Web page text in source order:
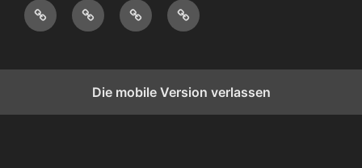
I
M
R
S
D
A
E
S
K
O
T
A
K
N
E
S
L
E
Die mobile Version verlassen